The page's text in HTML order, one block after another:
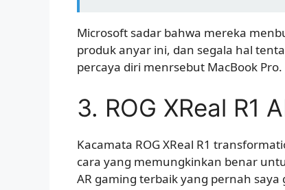
Microsoft sadar bahwa mereka
produk anyar ini, dan segala hal
percaya diri menrsebut MacBook Pro.
3. ROG XReal R1
Kacamata ROG XReal R1
cara yang memungkinkan benar
AR gaming terbaik yang pernah